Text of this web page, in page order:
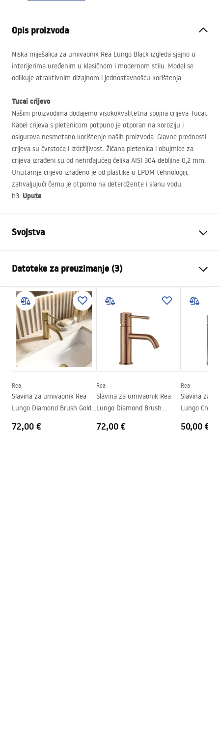
Opis proizvoda
Niska miješalica za umivaonik Rea Lungo Black izgleda sjajno u
interijerima uređenim u klasičnom i modernom stilu. Model se
odlikuje atraktivnim dizajnom i jednostavnošću korištenja.
Tucai crijevo
Našim proizvodima dodajemo visokokvalitetna spojna crijeva Tucai.
Kabel crijeva s pletenicom potpuno je otporan na koroziju i
osigurava nesmetano korištenje naših proizvoda. Glavne prednosti
crijeva su čvrstoća i izdržljivost. Žičana pletenica i obujmice za
crijeva izrađeni su od nehrđajućeg čelika AISI 304 debljine 0,2 mm.
Unutarnje crijevo izrađeno je od plastike u EPDM tehnologiji,
zahvaljujući čemu je otporno na deterdžente i slanu vodu.
h3. Upute
Svojstva
Način montaže
Stojeća
Boja
Crn
Vrsta izljevne cijevi
Fiksna
Materijal
Mjed
Doseg izljeva
mm
Visina
Tehnologija premazivanja
Electroplating
Promjer priključka
Jamstvo
5 godina
Datoteke za preuzimanje (3)
Jamstveni uvjeti
Warranty_Terms_and_Conditions_Faucets_-_5.pdf
Upute za montažu
Sigurnosne informacije
Rea
Slavina za umivaonik Rea
Lungo Diamond Brush Gold
72,00 €
Rea
Slavina za umivaonik Rea
Lungo Diamond Brush
72,00 €
Rea
Slavina za
Lungo
50,00 €